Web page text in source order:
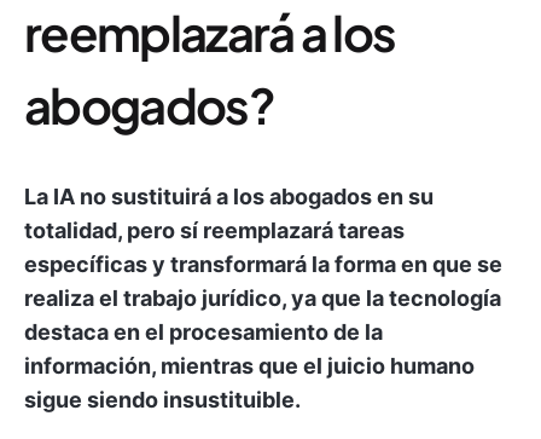
reemplazará a los
abogados?
La IA no sustituirá a los abogados en su
totalidad, pero sí reemplazará tareas
específicas y transformará la forma en que se
realiza el trabajo jurídico, ya que la tecnología
destaca en el procesamiento de la
información, mientras que el juicio humano
sigue siendo insustituible.